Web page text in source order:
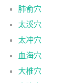
肺俞穴
太溪穴
太冲穴
血海穴
大椎穴